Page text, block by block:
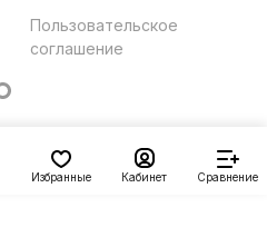
Избранные Кабинет Сравнение
Пользовательское
соглашение